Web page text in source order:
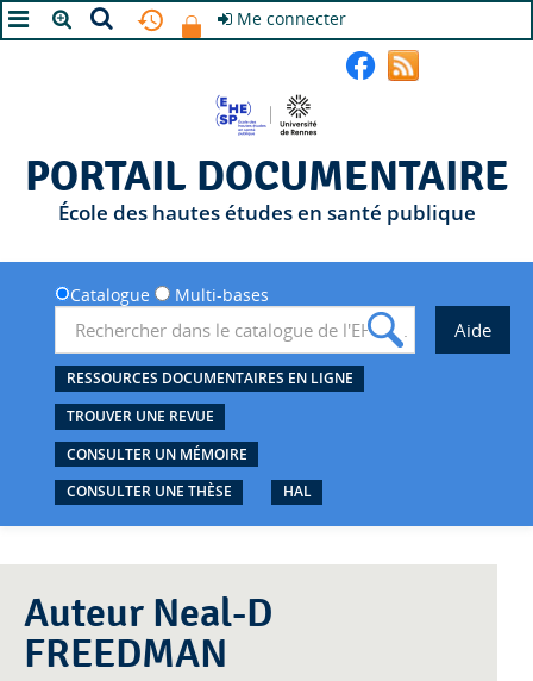
Me connecter
PORTAIL DOCUMENTAIRE
École des hautes études en santé publique
Catalogue Multi-bases
RESSOURCES DOCUMENTAIRES EN LIGNE
TROUVER UNE REVUE
CONSULTER UN MÉMOIRE
CONSULTER UNE THÈSE
HAL
Auteur Neal-D
FREEDMAN